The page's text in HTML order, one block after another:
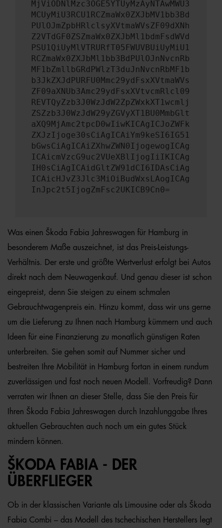
MjViODNlMzc3OGE5YTUyMzAyNTAwMWU3
MCUyMiU3RCU1RCZmaWx0ZXJbMV1bb3Bd
PUlOJmZpbHRlclsyXVtmaWVsZF09dXNh
Z2VTdGF0ZSZmaWx0ZXJbMl1bdmFsdWVd
PSU1QiUyMlVTRURfT05FWUVBUiUyMiU1
RCZmaWx0ZXJbMl1bb3BdPUlOJnNvcnRb
MF1bZmllbGRdPWlzT3duJnNvcnRbMF1b
b3JkZXJdPURFU0Mmc29ydFsxXVtmaWVs
ZF09aXNUb3Amc29ydFsxXVtvcmRlcl09
REVTQyZzb3J0WzJdW2ZpZWxkXT1wcmlj
ZSZzb3J0WzJdW29yZGVyXT1BU0MmbGlt
aXQ9MjAmc2tpcD0wIiwKICAgICJoZWFk
ZXJzIjoge30sCiAgICAiYm9keSI6IG51
bGwsCiAgICAiZXhwZWN0IjogewogICAg
ICAicmVzcG9uc2VUeXBlIjogIiIKICAg
IH0sCiAgICAidGltZW91dCI6IDAsCiAg
ICAicHJvZ3Jlc3MiOiBudWxsLAogICAg
InJpc2t5IjogZmFsc2UKICB9Cn0=
Was einen Škoda Fabia Jahreswagen für Hamburg in
besonderem Maße auszeichnet, ist das Preis-Leistungs-
Verhältnis. Der erste und größte Wertverlust erfolgt bei Autos
direkt nach dem Neuwagenkauf. Und genau dieser ist schon
eingepreist, denn Sie steigen zu einem schmalen
Gebrauchtwagenpreis ein. Hinzu kommt, dass wir uns gerne
um die Lieferung zu Ihnen nach Hamburg kümmern und auch
Ideen für eine Finanzierung zu monatlich günstigen Raten
unterbreiten. Sie gehen somit auf Nummer sicher und
bestreiten Ihre Mobilität in Hamburg fortan in einem rundum
zuverlässigen und fast noch neuen Modell. Vorfreudig? Dann
verraten wir Ihnen an dieser Stelle, dass Sie den Preis für
Ihren Škoda Fabia Jahreswagen durch Inzahlunggabe Ihres
aktuellen Gebrauchten auch noch um ein gutes Stück
mindern können.
ŠKODA FABIA - DER
ÜBERFLIEGER
Ob in der klassischen Variante als Limousine oder als Škoda
Fabia Combi – das Modell des tschechischen Herstellers legt